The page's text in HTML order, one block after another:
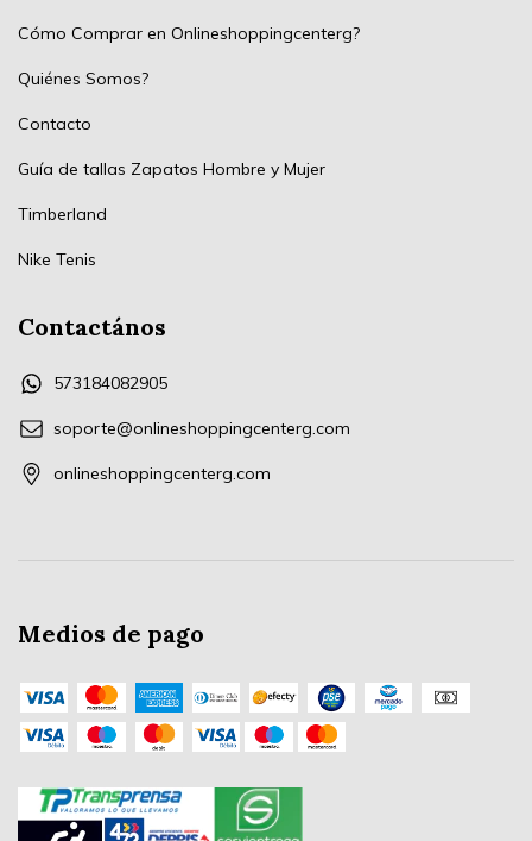
Cómo Comprar en Onlineshoppingcenterg?
Quiénes Somos?
Contacto
Guía de tallas Zapatos Hombre y Mujer
Timberland
Nike Tenis
Contactános
573184082905
soporte@onlineshoppingcenterg.com
onlineshoppingcenterg.com
Medios de pago